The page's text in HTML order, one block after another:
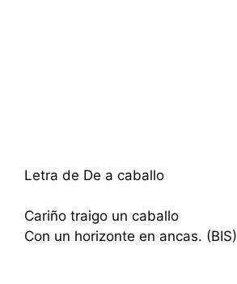
Letra de De a caballo
Cariño traigo un caballo
Con un horizonte en ancas. (BIS)